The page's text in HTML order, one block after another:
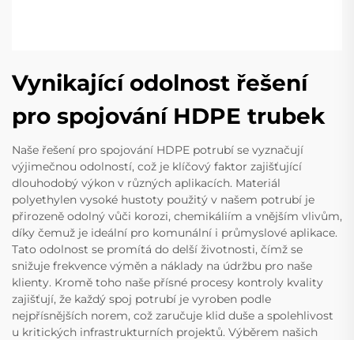
Vynikající odolnost řešení
pro spojování HDPE trubek
Naše řešení pro spojování HDPE potrubí se vyznačují
výjimečnou odolností, což je klíčový faktor zajišťující
dlouhodobý výkon v různých aplikacích. Materiál
polyethylen vysoké hustoty použitý v našem potrubí je
přirozeně odolný vůči korozi, chemikáliím a vnějším vlivům,
díky čemuž je ideální pro komunální i průmyslové aplikace.
Tato odolnost se promítá do delší životnosti, čímž se
snižuje frekvence výměn a náklady na údržbu pro naše
klienty. Kromě toho naše přísné procesy kontroly kvality
zajišťují, že každý spoj potrubí je vyroben podle
nejpřísnějších norem, což zaručuje klid duše a spolehlivost
u kritických infrastrukturních projektů. Výběrem našich